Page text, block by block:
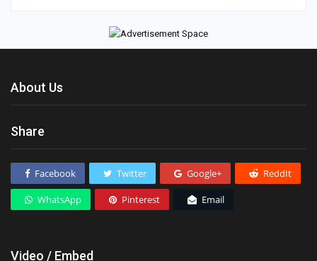
About Us
Share
Facebook Twitter Google+ ReddIt
WhatsApp Pinterest Email
Video / Embed